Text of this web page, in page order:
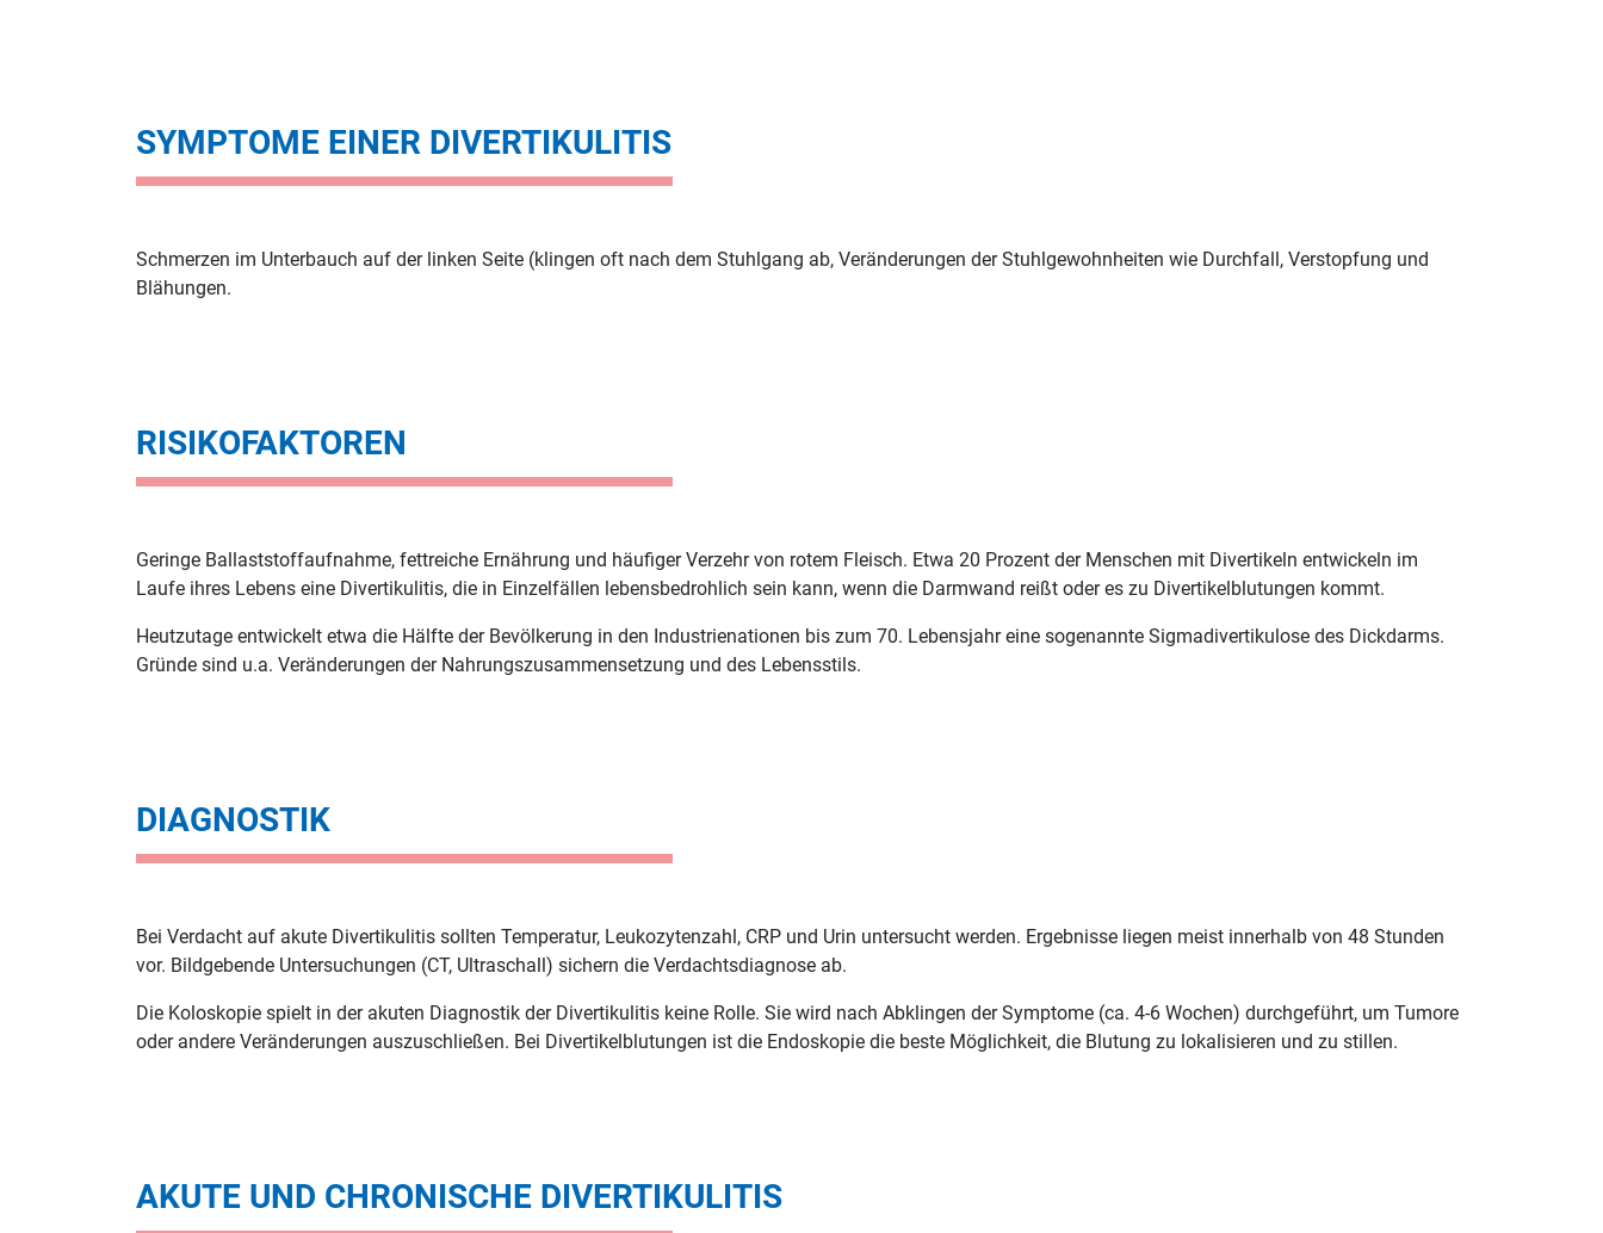
SYMPTOME EINER DIVERTIKULITIS
Schmerzen im Unterbauch auf der linken Seite (klingen oft nach dem Stuhlgang ab, Veränderungen der Stuhlgewohnheiten wie Durchfall, Verstopfung und
Blähungen.
RISIKOFAKTOREN
Geringe Ballaststoffaufnahme, fettreiche Ernährung und häufiger Verzehr von rotem Fleisch. Etwa 20 Prozent der Menschen mit Divertikeln entwickeln im
Laufe ihres Lebens eine Divertikulitis, die in Einzelfällen lebensbedrohlich sein kann, wenn die Darmwand reißt oder es zu Divertikelblutungen kommt.
Heutzutage entwickelt etwa die Hälfte der Bevölkerung in den Industrienationen bis zum 70. Lebensjahr eine sogenannte Sigmadivertikulose des Dickdarms.
Gründe sind u.a. Veränderungen der Nahrungszusammensetzung und des Lebensstils.
DIAGNOSTIK
Bei Verdacht auf akute Divertikulitis sollten Temperatur, Leukozytenzahl, CRP und Urin untersucht werden. Ergebnisse liegen meist innerhalb von 48 Stunden
vor. Bildgebende Untersuchungen (CT, Ultraschall) sichern die Verdachtsdiagnose ab.
Die Koloskopie spielt in der akuten Diagnostik der Divertikulitis keine Rolle. Sie wird nach Abklingen der Symptome (ca. 4-6 Wochen) durchgeführt, um Tumore
oder andere Veränderungen auszuschließen. Bei Divertikelblutungen ist die Endoskopie die beste Möglichkeit, die Blutung zu lokalisieren und zu stillen.
AKUTE UND CHRONISCHE DIVERTIKULITIS